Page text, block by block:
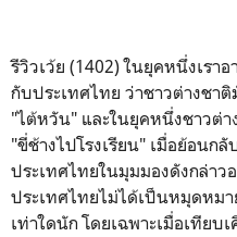
รีวิวเว้ย (1402) ในยุคหนึ่งเรา
กับประเทศไทย ว่าชาวต่างชาติ
"ไต้หวัน" และในยุคหนึ่งชาวต่า
"ขี่ช้างไปโรงเรียน" เมื่อย้อนก
ประเทศไทยในมุมมองดังกล่าว
ประเทศไทยไม่ได้เป็นหมุดหม
เท่าใดนัก โดยเฉพาะเมื่อเทีย